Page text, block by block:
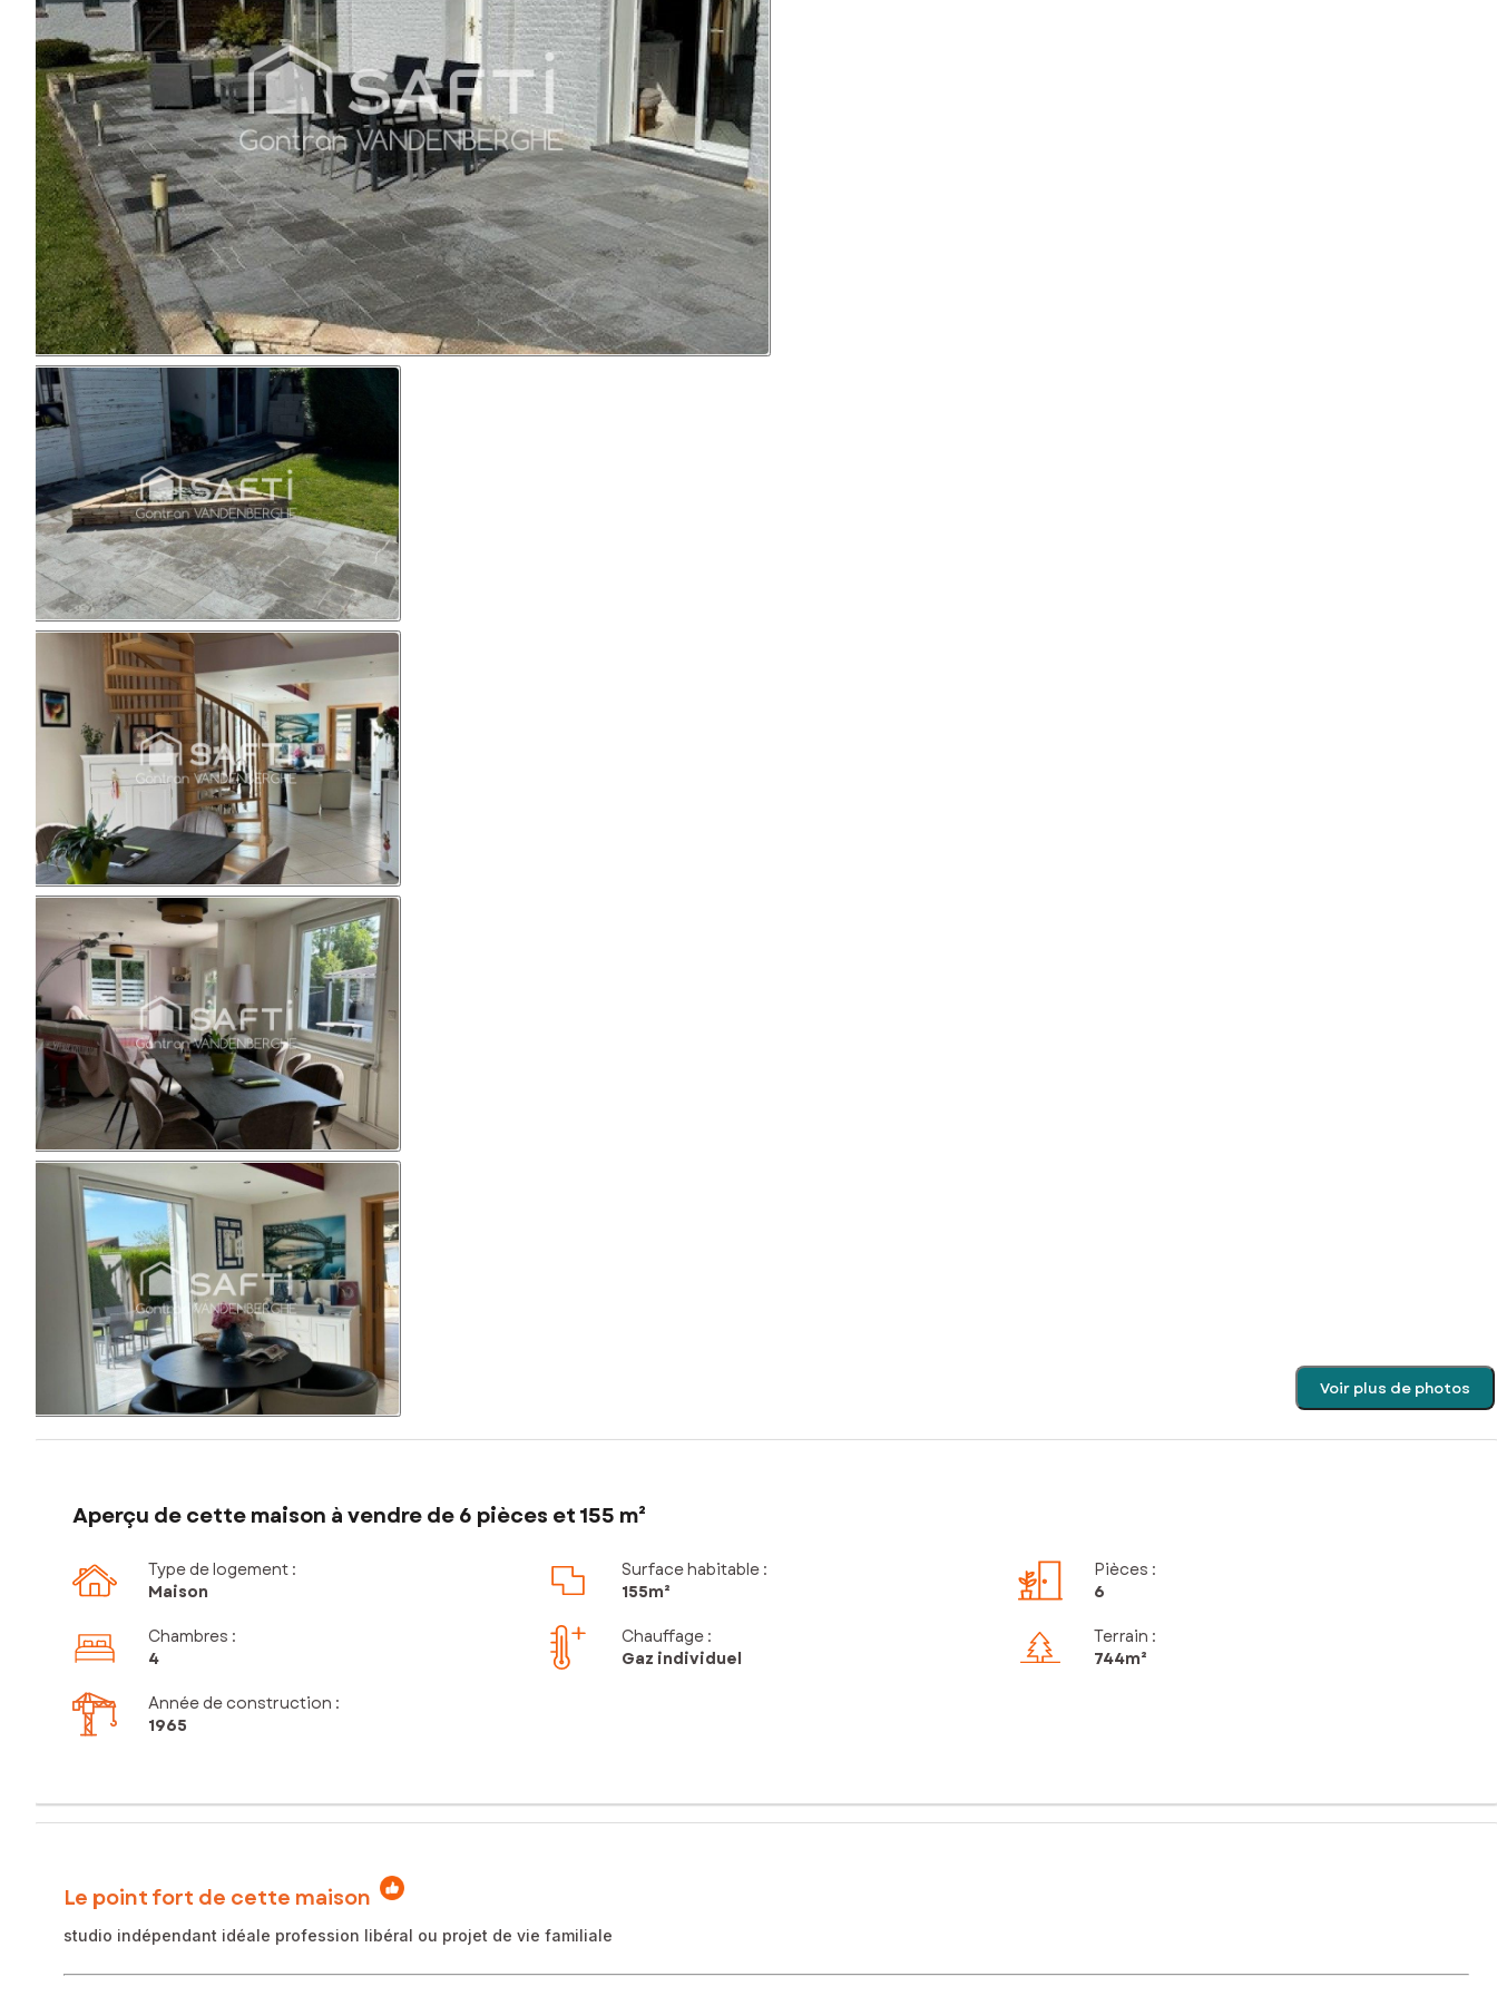
Voir plus de photos
Aperçu de cette maison à vendre de 6 pièces et 155 m²
Type de logement :
Maison
Surface habitable :
155m²
Pièces :
6
Chambres :
4
Chauffage :
Gaz individuel
Terrain :
744m²
Année de construction :
1965
Le point fort de cette maison
studio indépendant idéale profession libéral ou projet de vie familiale